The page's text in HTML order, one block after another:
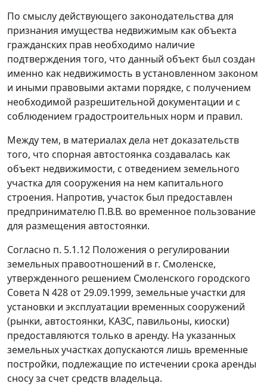
По смыслу действующего законодательства для
признания имущества недвижимым как объекта
гражданских прав необходимо наличие
подтверждения того, что данный объект был создан
именно как недвижимость в установленном законом
и иными правовыми актами порядке, с получением
необходимой разрешительной документации и с
соблюдением градостроительных норм и правил.
Между тем, в материалах дела нет доказательств
того, что спорная автостоянка создавалась как
объект недвижимости, с отведением земельного
участка для сооружения на нем капитального
строения. Напротив, участок был предоставлен
предпринимателю П.В.В. во временное пользование
для размещения автостоянки.
Согласно п. 5.1.12 Положения о регулировании
земельных правоотношений в г. Смоленске,
утвержденного решением Смоленского городского
Совета N 428 от 29.09.1999, земельные участки для
установки и эксплуатации временных сооружений
(рынки, автостоянки, КАЗС, павильоны, киоски)
предоставляются только в аренду. На указанных
земельных участках допускаются лишь временные
постройки, подлежащие по истечении срока аренды
сносу за счет средств владельца.